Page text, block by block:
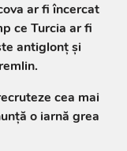
ar fi încercat
ce Turcia ar fi
antiglonţ şi
cea mai
o iarnă grea